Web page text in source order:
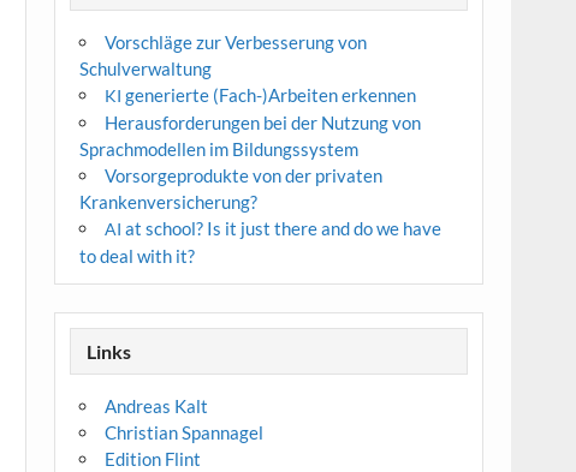
Vorschläge zur Verbesserung von
Schulverwaltung
KI generierte (Fach-)Arbeiten erkennen
Herausforderungen bei der Nutzung von
Sprachmodellen im Bildungssystem
Vorsorgeprodukte von der privaten
Krankenversicherung?
AI at school? Is it just there and do we have
to deal with it?
Links
Andreas Kalt
Christian Spannagel
Edition Flint